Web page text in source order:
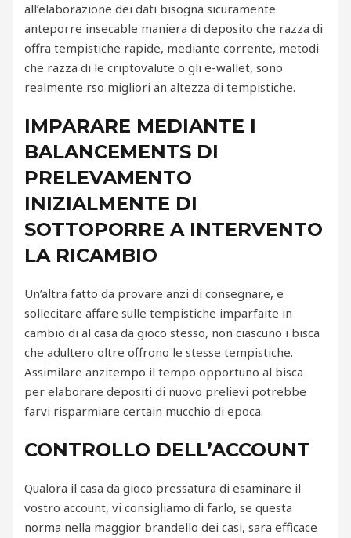
all’elaborazione dei dati bisogna sicuramente
anteporre insecable maniera di deposito che razza di
offra tempistiche rapide, mediante corrente, metodi
che razza di le criptovalute o gli e-wallet, sono
realmente rso migliori an altezza di tempistiche.
IMPARARE MEDIANTE I
BALANCEMENTS DI
PRELEVAMENTO
INIZIALMENTE DI
SOTTOPORRE A INTERVENTO
LA RICAMBIO
Un’altra fatto da provare anzi di consegnare, e
sollecitare affare sulle tempistiche imparfaite in
cambio di al casa da gioco stesso, non ciascuno i bisca
che adultero oltre offrono le stesse tempistiche.
Assimilare anzitempo il tempo opportuno al bisca
per elaborare depositi di nuovo prelievi potrebbe
farvi risparmiare certain mucchio di epoca.
CONTROLLO DELL’ACCOUNT
Qualora il casa da gioco pressatura di esaminare il
vostro account, vi consigliamo di farlo, se questa
norma nella maggior brandello dei casi, sara efficace